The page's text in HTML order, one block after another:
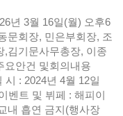
년 3월 16일(월) 오후6
문회장, 민은부회장, 조
,김기문사무총장, 이종
요안건 및회의내용
시 : 2024년 4월 12일
벤트 및 뷔페 : 해피이
내 흡연 금지(행사장